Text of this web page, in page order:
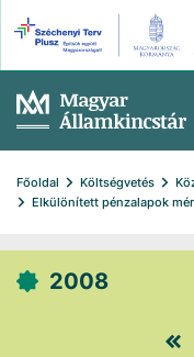
Főoldal Költségvetés
Elkülönített pénzalapok
2008